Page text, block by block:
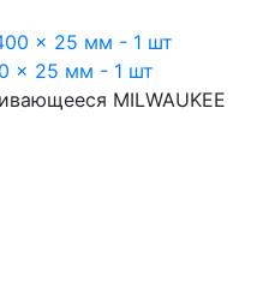
x 25 мм - 1 шт
MILWAUKEE